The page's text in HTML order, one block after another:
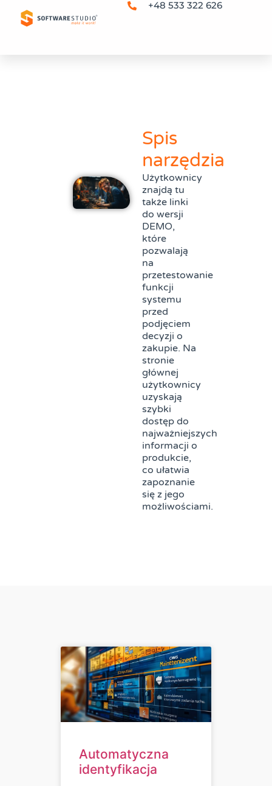
+48 533 322 626
Spis
narzędzia
Użytkownicy
znajdą tu
także linki
do wersji
DEMO,
które
pozwalają
na
przetestowanie
funkcji
systemu
przed
podjęciem
decyzji o
zakupie. Na
stronie
głównej
użytkownicy
uzyskają
szybki
dostęp do
najważniejszych
informacji o
produkcie,
co ułatwia
zapoznanie
się z jego
możliwościami.
Automatyczna
identyfikacja